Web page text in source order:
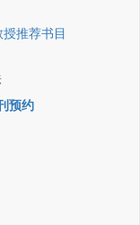
授推荐书目
预约